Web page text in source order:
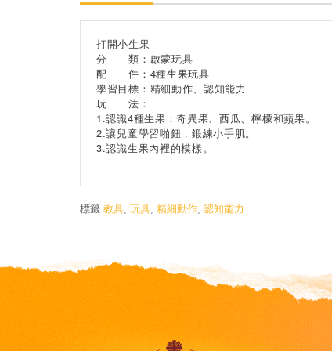
打開小生果
分 類：啟蒙玩具
配 件：4種生果玩具
學習目標：精細動作、認知能力
玩 法：
1.認識4種生果：奇異果、西瓜、檸檬和蘋果。
2.讓兒童學習啪鈕，鍛練小手肌。
3.認識生果內裡的模樣。
標籤 教具 玩具 精細動作 認知能力